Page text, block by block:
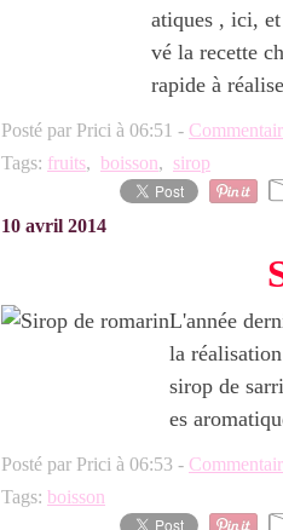
atiques , ici,
vé la recette
rapide à
Posté par Prici à 06:51 -
Tags: fruits, boisson, sirop
10 avril 2014
L'année
la
sirop de
es
Posté par Prici à 06:53 -
Tags: boisson